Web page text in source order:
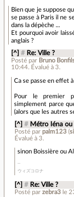
Bien que je suppose
se passe à Paris il ne
dans la dépèche ...
Et pourquoi avoir
anglais ?
[^] # Re: Ville ?
Posté par Bruno
10:44. Évalué à 3.
Ca se passe en effet
Pour le premier
simplement parce
(alors que les autres
[^] # Métro Iéna ou
Posté par palm123(
Évalué à 3.
sinon Boissière ou
ウィズコロナ
[^] # Re: Ville ?
Posté par zebra3 le